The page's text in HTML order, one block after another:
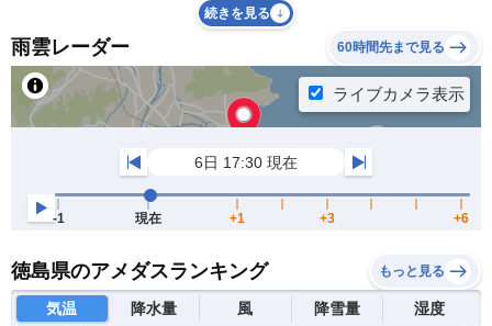
続きを見る
雨雲レーダー 60時間先まで見る
徳島県のアメダスランキング もっと見る
気温 降水量 風 降雪量 湿度